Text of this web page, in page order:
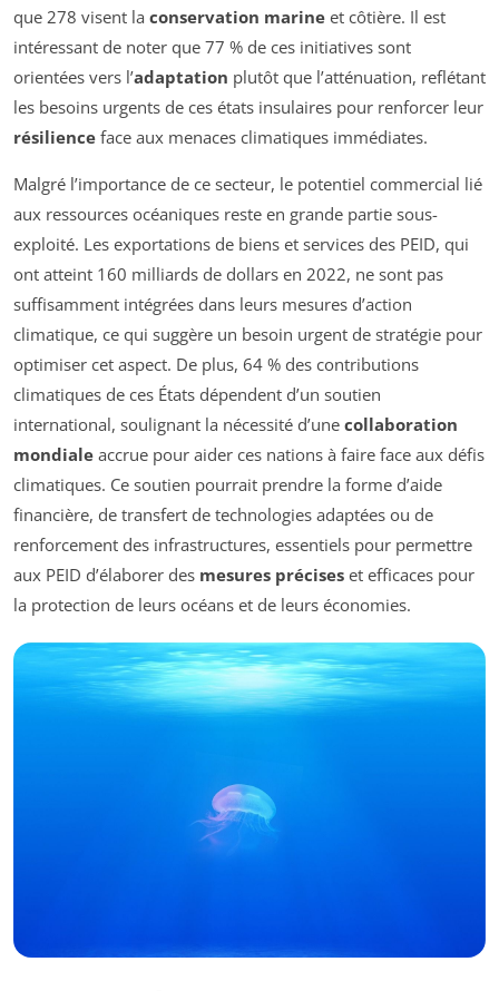
que 278 visent la conservation marine et côtière. Il est
intéressant de noter que 77 % de ces initiatives sont
orientées vers l’adaptation plutôt que l’atténuation, reflétant
les besoins urgents de ces états insulaires pour renforcer leur
résilience face aux menaces climatiques immédiates.
Malgré l’importance de ce secteur, le potentiel commercial lié
aux ressources océaniques reste en grande partie sous-
exploité. Les exportations de biens et services des PEID, qui
ont atteint 160 milliards de dollars en 2022, ne sont pas
suffisamment intégrées dans leurs mesures d’action
climatique, ce qui suggère un besoin urgent de stratégie pour
optimiser cet aspect. De plus, 64 % des contributions
climatiques de ces États dépendent d’un soutien
international, soulignant la nécessité d’une collaboration
mondiale accrue pour aider ces nations à faire face aux défis
climatiques. Ce soutien pourrait prendre la forme d’aide
financière, de transfert de technologies adaptées ou de
renforcement des infrastructures, essentiels pour permettre
aux PEID d’élaborer des mesures précises et efficaces pour
la protection de leurs océans et de leurs économies.